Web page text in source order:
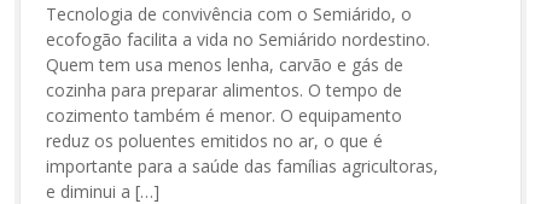
Tecnologia de convivência com o Semiárido, o
ecofogão facilita a vida no Semiárido nordestino.
Quem tem usa menos lenha, carvão e gás de
cozinha para preparar alimentos. O tempo de
cozimento também é menor. O equipamento
reduz os poluentes emitidos no ar, o que é
importante para a saúde das famílias agricultoras,
e diminui a […]